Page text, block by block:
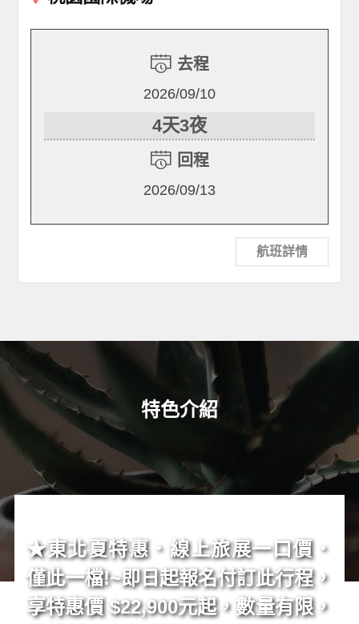
去程
2026/09/10
4天3夜
回程
2026/09/13
航班詳情
特色介紹
★東北夏特惠．線上旅展一口價．
僅此一檔!~即日起報名付訂此行程，
享特惠價 $22,900元起，數量有限，